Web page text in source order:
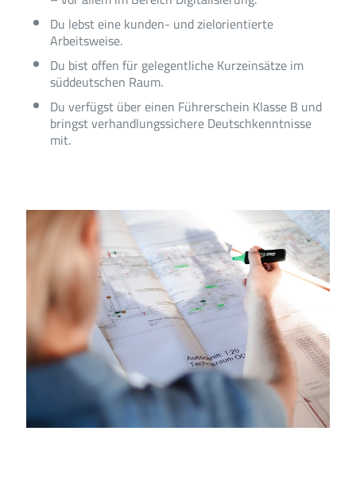
Du lebst eine kunden- und zielorientierte
Arbeitsweise.
Du bist offen für gelegentliche Kurzeinsätze im
süddeutschen Raum.
Du verfügst über einen Führerschein Klasse B und
bringst verhandlungssichere Deutschkenntnisse
mit.